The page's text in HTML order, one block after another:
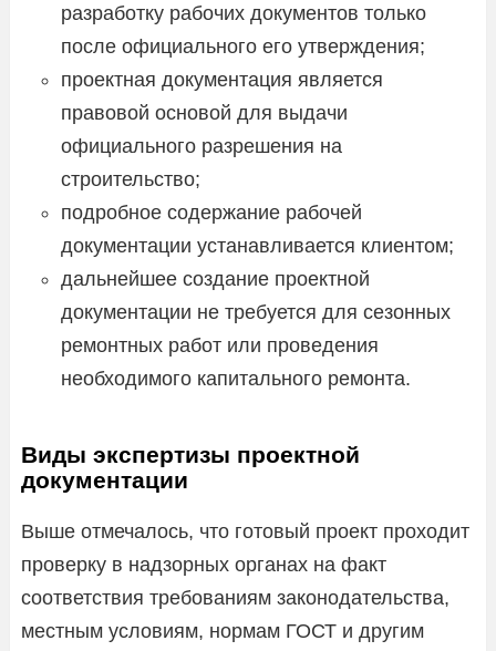
разработку рабочих документов только
после официального его утверждения;
проектная документация является
правовой основой для выдачи
официального разрешения на
строительство;
подробное содержание рабочей
документации устанавливается клиентом;
дальнейшее создание проектной
документации не требуется для сезонных
ремонтных работ или проведения
необходимого капитального ремонта.
Виды экспертизы проектной
документации
Выше отмечалось, что готовый проект проходит
проверку в надзорных органах на факт
соответствия требованиям законодательства,
местным условиям, нормам ГОСТ и другим